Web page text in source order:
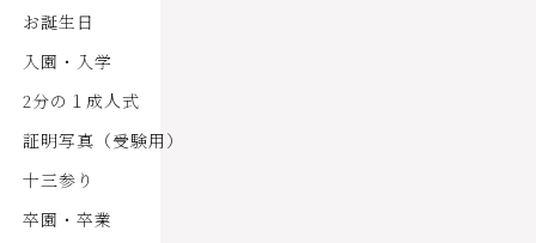
お誕生日
入園・入学
2分の１成人式
証明写真（受験用）
十三参り
卒園・卒業